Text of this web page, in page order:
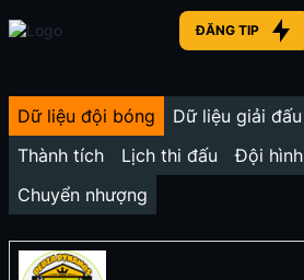
ĐĂNG TIP
Dữ liệu đội bóng Dữ liệu giải đấu
Thành tích
Lịch thi đấu Đội hình
Chuyển nhượng